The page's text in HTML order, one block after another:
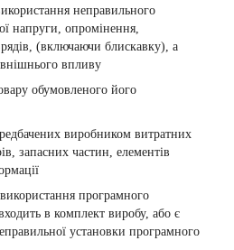
неправильного
напруги, опромінення,
(включаючи блискавку), а
впливу
обумовленого його
виробником витратних
запасних частин, елементів
програмного
в комплект виробу, або є
установки програмного